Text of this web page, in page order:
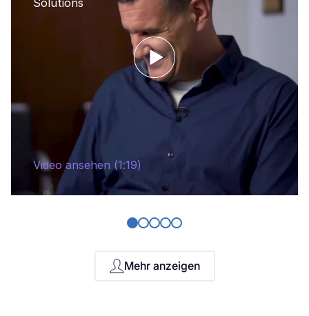
Solutions
Video ansehen (1:19)
Mehr anzeigen